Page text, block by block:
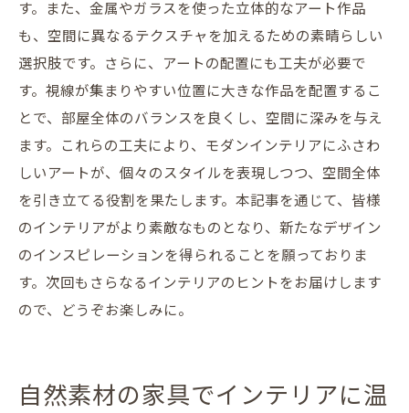
す。また、金属やガラスを使った立体的なアート作品
も、空間に異なるテクスチャを加えるための素晴らしい
選択肢です。さらに、アートの配置にも工夫が必要で
す。視線が集まりやすい位置に大きな作品を配置するこ
とで、部屋全体のバランスを良くし、空間に深みを与え
ます。これらの工夫により、モダンインテリアにふさわ
しいアートが、個々のスタイルを表現しつつ、空間全体
を引き立てる役割を果たします。本記事を通じて、皆様
のインテリアがより素敵なものとなり、新たなデザイン
のインスピレーションを得られることを願っておりま
す。次回もさらなるインテリアのヒントをお届けします
ので、どうぞお楽しみに。
自然素材の家具でインテリアに温